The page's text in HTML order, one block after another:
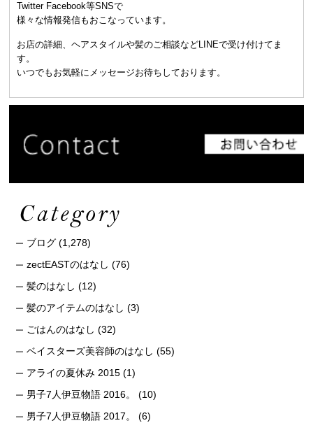
Twitter Facebook等SNSで
様々な情報発信もおこなっています。
お店の詳細、ヘアスタイルや髪のご相談などLINEで受け付けてま
す。
いつでもお気軽にメッセージお待ちしております。
ブログ (1,278)
zectEASTのはなし (76)
髪のはなし (12)
髪のアイテムのはなし (3)
ごはんのはなし (32)
ベイスターズ美容師のはなし (55)
アライの夏休み 2015 (1)
男子7人伊豆物語 2016。
(10)
男子7人伊豆物語 2017。
(6)